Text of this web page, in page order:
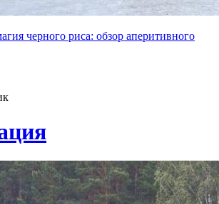
черного риса: обзор аперитивного